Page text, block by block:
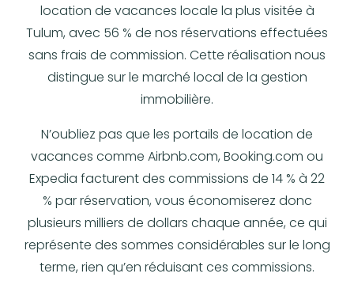
location de vacances locale la plus visitée à
Tulum, avec 56 % de nos réservations effectuées
sans frais de commission. Cette réalisation nous
distingue sur le marché local de la gestion
immobilière.
N’oubliez pas que les portails de location de
vacances comme Airbnb.com, Booking.com ou
Expedia facturent des commissions de 14 % à 22
% par réservation, vous économiserez donc
plusieurs milliers de dollars chaque année, ce qui
représente des sommes considérables sur le long
terme, rien qu’en réduisant ces commissions.